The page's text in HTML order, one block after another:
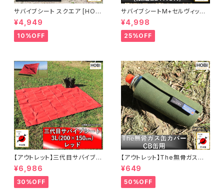
サバイブシート スクエア [HOB
I]【日本製】グランドシートソロ
プレミアム帆布 強力防水パラフ
ィン加工 [無骨でタフ] 車載 ラゲ
ッジマット 頑丈ハトメ 厚手 マル
軍幕 ホビ オリーブドラブ【MAD
E IN JAPAN】
¥4,949
10%OFF
サバイブシートM+セルヴィッチ
仕様【公式限定EDITION】 [HO
BI]【日本製】グランドシートソロ
プレミアム帆布 強力防水パラフ
ィン加工 [無骨でタフ] 頑丈ハト
ト アウトドア キャンプ レジャー
軍幕 ホビ オリーブドラブ【MAD
E IN JAPAN】
¥4,998
25%OFF
【アウトレット】三代目サバイブシ
ート3L レッド (interestカラー
シリーズ) [HOBI]【日本製】極軽
上質帆布 グランドシート 撥水パ
ラフィン加工 [無骨でタフ] 軽量
¥6,986
30%OFF
【アウトレット】The無骨ガス缶
カバー CB缶 カバー [HOBI]【日
本製】プレミアム帆布ナロー [無
骨でタフ] キャンプ ホビ オリー
ブドラブ [MADE IN JAPAN]
¥649
50%OFF